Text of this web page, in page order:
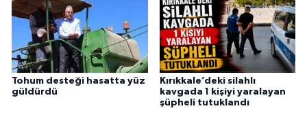
Tohum desteği hasatta yüz
güldürdü
Kırıkkale’deki silahlı
kavgada 1 kişiyi yaralayan
şüpheli tutuklandı